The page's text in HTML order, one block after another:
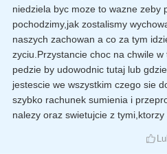
niedziela byc moze to wazne zeby
pochodzimy,jak zostalismy
naszych zachowan a co za tym
zyciu.Przystancie choc na chwile
pedzie by udowodnic tutaj lub
jestescie we wszystkim czego sie
szybko rachunek sumienia i
nalezy oraz swietujcie z